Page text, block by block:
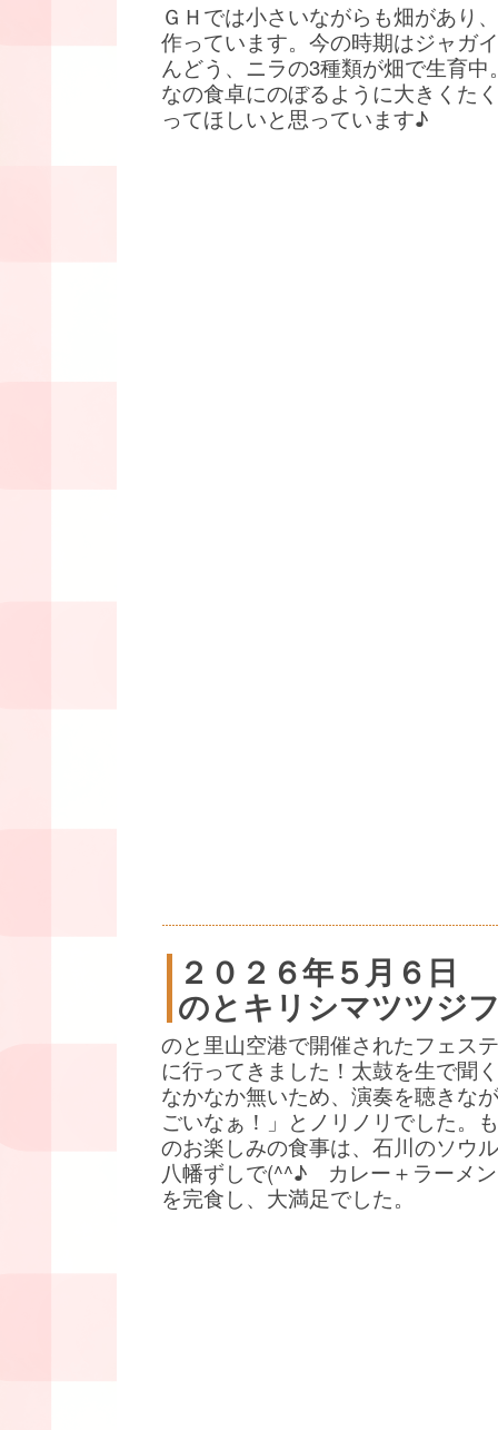
ＧＨでは小さいながらも畑があり
作っています。今の時期はジャガ
んどう、ニラの3種類が畑で生育中
なの食卓にのぼるように大きくた
ってほしいと思っています♪
２０２６年５月６日
のとキリシマツツジ
のと里山空港で開催されたフェス
に行ってきました！太鼓を生で聞
なかなか無いため、演奏を聴きな
ごいなぁ！」とノリノリでした。
のお楽しみの食事は、石川のソウ
八幡ずしで(^^♪ カレー＋ラーメ
を完食し、大満足でした。